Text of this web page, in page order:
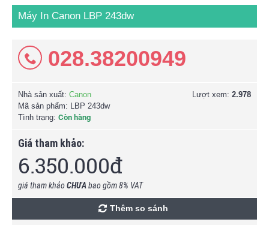
Máy In Canon LBP 243dw
028.38200949
Lượt xem: 2.978
Nhà sản xuất: Canon
Mã sản phẩm: LBP 243dw
Tình trạng: Còn hàng
Giá tham khảo:
6.350.000đ
giá tham khảoCHƯA bao gồm 8% VAT
Thêm so sánh